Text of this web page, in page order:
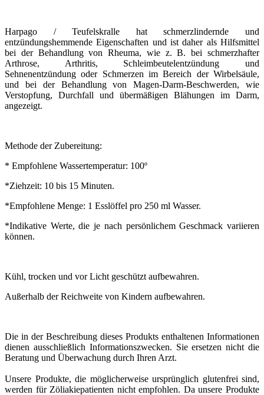
Harpago / Teufelskralle hat schmerzlindernde und
entzündungshemmende Eigenschaften und ist daher als Hilfsmittel
bei der Behandlung von Rheuma, wie z. B. bei schmerzhafter
Arthrose, Arthritis, Schleimbeutelentzündung und
Sehnenentzündung oder Schmerzen im Bereich der Wirbelsäule,
und bei der Behandlung von Magen-Darm-Beschwerden, wie
Verstopfung, Durchfall und übermäßigen Blähungen im Darm,
angezeigt.
Methode der Zubereitung:
* Empfohlene Wassertemperatur: 100º
*Ziehzeit: 10 bis 15 Minuten.
*Empfohlene Menge: 1 Esslöffel pro 250 ml Wasser.
*Indikative Werte, die je nach persönlichem Geschmack variieren
können.
Kühl, trocken und vor Licht geschützt aufbewahren.
Außerhalb der Reichweite von Kindern aufbewahren.
Die in der Beschreibung dieses Produkts enthaltenen Informationen
dienen ausschließlich Informationszwecken. Sie ersetzen nicht die
Beratung und Überwachung durch Ihren Arzt.
Unsere Produkte, die möglicherweise ursprünglich glutenfrei sind,
werden für Zöliakiepatienten nicht empfohlen. Da unsere Produkte